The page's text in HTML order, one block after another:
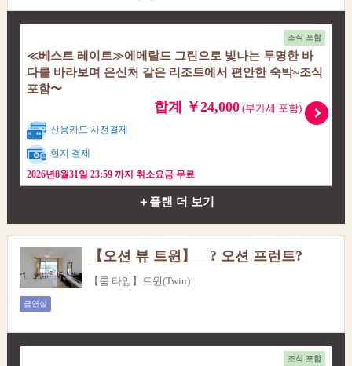
조식 포함
≪베스트 레이트≫에메랄드 그린으로 빛나는 투명한 바
다를 바라보며 은신처 같은 리조트에서 편안한 숙박~조식
포함〜
합계 ￥24,000(부가세 포함)
신용카드 사전결제
현지 결제
2026년8월31일 23:59 까지 취소요금 무료
＋플랜 더 보기
【오션 뷰 트윈】 ? 오션 프런트?
【룸 타입】트윈(Twin)
금연실
조식 포함